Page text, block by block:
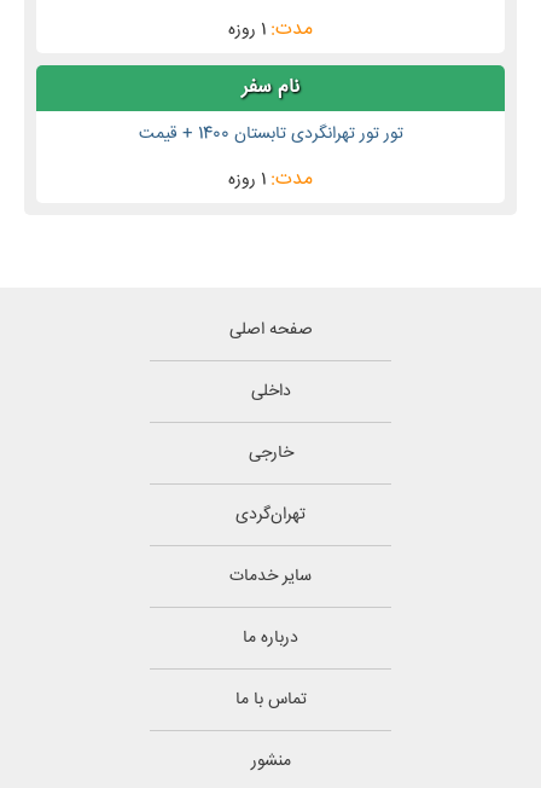
1 روزه
تور تور تهرانگردی تابستان 1400 + قیمت
1 روزه
صفحه اصلی
داخلی
خارجی
تهران‌گردی
سایر خدمات
درباره ما
تماس با ما
منشور